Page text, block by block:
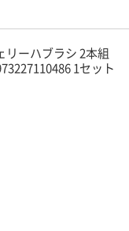
リーハブラシ 2本組
1セット